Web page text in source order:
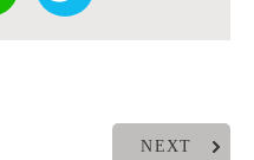
NEXT